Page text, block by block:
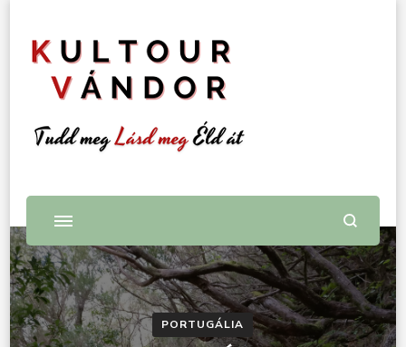
KultourVándor
Tudd meg, lásd meg, éld át
PORTUGÁLIA